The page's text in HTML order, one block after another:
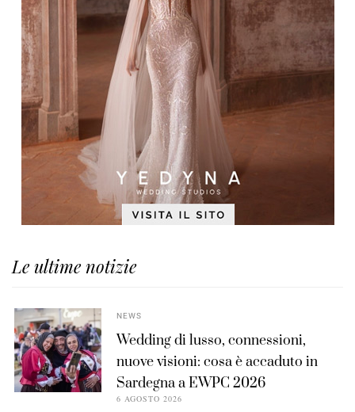
Le ultime notizie
NEWS
Wedding di lusso, connessioni,
nuove visioni: cosa è accaduto in
Sardegna a EWPC 2026
6 AGOSTO 2026